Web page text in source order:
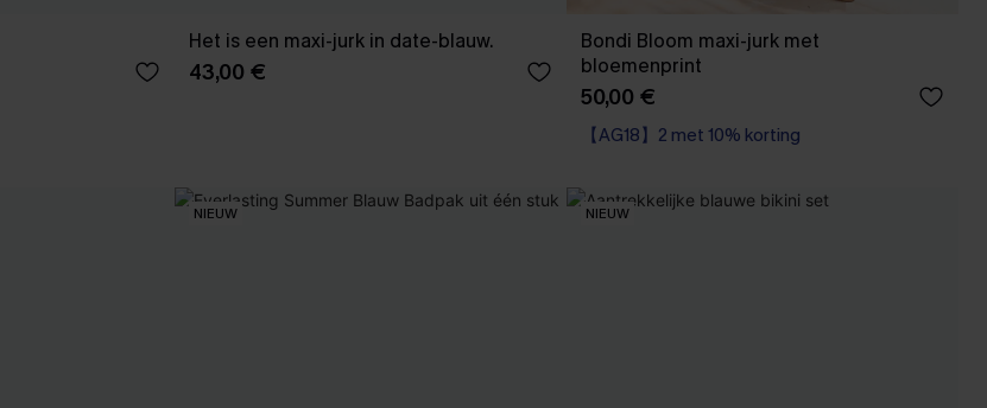
Het is een maxi-jurk in date-blauw.
43,00 €
Bondi Bloom maxi-jurk met
bloemenprint
50,00 €
【AG18】2 met 10% korting
【AG18】2 met 10% korting
NIEUW NIEUW